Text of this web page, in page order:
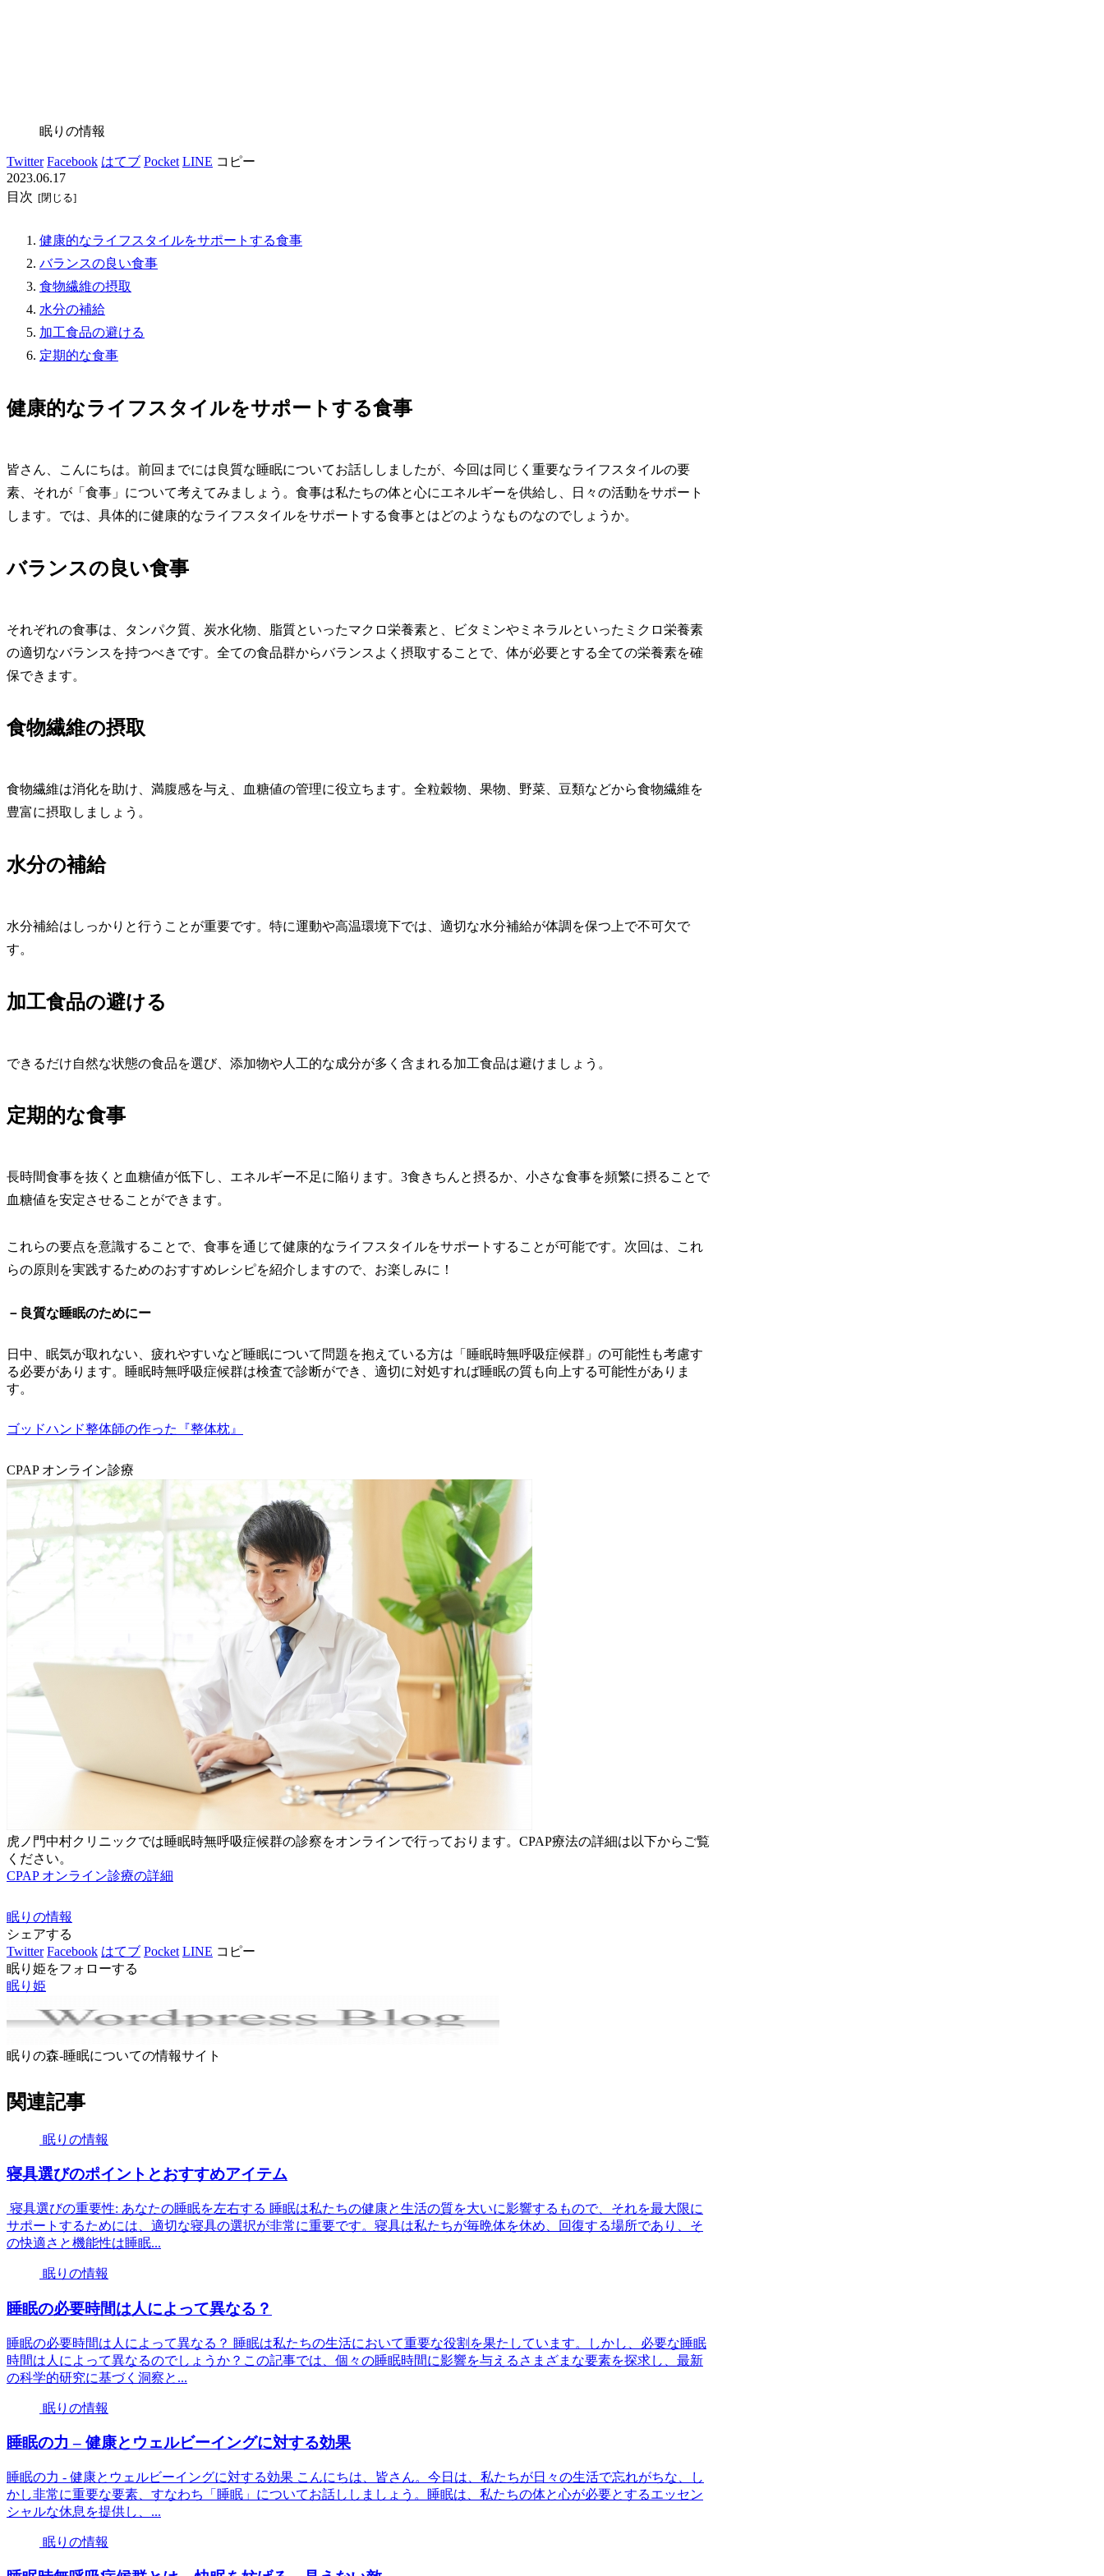
眠りの情報
Twitter Facebook はてブ Pocket LINE コピー
2023.06.17
目次
健康的なライフスタイルをサポートする食事
バランスの良い食事
食物繊維の摂取
水分の補給
加工食品の避ける
定期的な食事
健康的なライフスタイルをサポートする食事
皆さん、こんにちは。前回までには良質な睡眠についてお話ししましたが、今回は同じく重要なライフスタイルの要
素、それが「食事」について考えてみましょう。食事は私たちの体と心にエネルギーを供給し、日々の活動をサポート
します。では、具体的に健康的なライフスタイルをサポートする食事とはどのようなものなのでしょうか。
バランスの良い食事
それぞれの食事は、タンパク質、炭水化物、脂質といったマクロ栄養素と、ビタミンやミネラルといったミクロ栄養素
の適切なバランスを持つべきです。全ての食品群からバランスよく摂取することで、体が必要とする全ての栄養素を確
保できます。
食物繊維の摂取
食物繊維は消化を助け、満腹感を与え、血糖値の管理に役立ちます。全粒穀物、果物、野菜、豆類などから食物繊維を
豊富に摂取しましょう。
水分の補給
水分補給はしっかりと行うことが重要です。特に運動や高温環境下では、適切な水分補給が体調を保つ上で不可欠で
す。
加工食品の避ける
できるだけ自然な状態の食品を選び、添加物や人工的な成分が多く含まれる加工食品は避けましょう。
定期的な食事
長時間食事を抜くと血糖値が低下し、エネルギー不足に陥ります。3食きちんと摂るか、小さな食事を頻繁に摂ることで
血糖値を安定させることができます。
これらの要点を意識することで、食事を通じて健康的なライフスタイルをサポートすることが可能です。次回は、これ
らの原則を実践するためのおすすめレシピを紹介しますので、お楽しみに！
－良質な睡眠のためにー
日中、眠気が取れない、疲れやすいなど睡眠について問題を抱えている方は「睡眠時無呼吸症候群」の可能性も考慮す
る必要があります。睡眠時無呼吸症候群は検査で診断ができ、適切に対処すれば睡眠の質も向上する可能性がありま
す。
ゴッドハンド整体師の作った『整体枕』
CPAP オンライン診療
虎ノ門中村クリニックでは睡眠時無呼吸症候群の診察をオンラインで行っております。CPAP療法の詳細は以下からご覧
ください。
CPAP オンライン診療の詳細
眠りの情報
シェアする
Twitter Facebook はてブ Pocket LINE コピー
眠り姫をフォローする
眠り姫
眠りの森-睡眠についての情報サイト
関連記事
眠りの情報
寝具選びのポイントとおすすめアイテム
寝具選びの重要性: あなたの睡眠を左右する 睡眠は私たちの健康と生活の質を大いに影響するもので、それを最大限に
サポートするためには、適切な寝具の選択が非常に重要です。寝具は私たちが毎晩体を休め、回復する場所であり、そ
の快適さと機能性は睡眠...
眠りの情報
睡眠の必要時間は人によって異なる？
睡眠の必要時間は人によって異なる？ 睡眠は私たちの生活において重要な役割を果たしています。しかし、必要な睡眠
時間は人によって異なるのでしょうか？この記事では、個々の睡眠時間に影響を与えるさまざまな要素を探求し、最新
の科学的研究に基づく洞察と...
眠りの情報
睡眠の力 – 健康とウェルビーイングに対する効果
睡眠の力 - 健康とウェルビーイングに対する効果 こんにちは、皆さん。今日は、私たちが日々の生活で忘れがちな、し
かし非常に重要な要素、すなわち「睡眠」についてお話ししましょう。睡眠は、私たちの体と心が必要とするエッセン
シャルな休息を提供し、...
眠りの情報